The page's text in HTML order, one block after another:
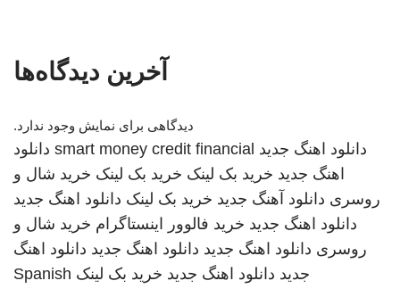
آخرین دیدگاه‌ها
دیدگاهی برای نمایش وجود ندارد.
دانلود اهنگ جدید smart money credit financial دانلود
اهنگ جدید خرید بک لینک خرید بک لینک خرید شال و
روسری دانلود آهنگ جدید خرید بک لینک دانلود اهنگ جدید
دانلود اهنگ جدید خرید فالوور اینستاگرام خرید شال و
روسری دانلود اهنگ جدید دانلود اهنگ جدید دانلود اهنگ
جدید دانلود اهنگ جدید خرید بک لینک Spanish